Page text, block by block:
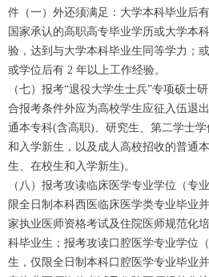
件（一）外还须满足：大学本科毕业后
国家承认的高职高专毕业学历或大学本
验，达到与大学本科毕业生同等学力；
或学位后有 2 年以上工作经验。
（七）报考“退役大学生士兵”专项硕士
合报考条件外应为高校学生应征入伍退
通本专科(含高职)、研究生、第二学士
和入学新生，以及成人高校招收的普通
生、在校生和入学新生)。
（八）报考攻读临床医学专业学位（专
限全日制本科西医临床医学类专业毕业
家执业医师资格考试及住院医师规范化
科毕业生；报考攻读口腔医学专业学位
生，仅限全日制本科口腔医学专业毕业